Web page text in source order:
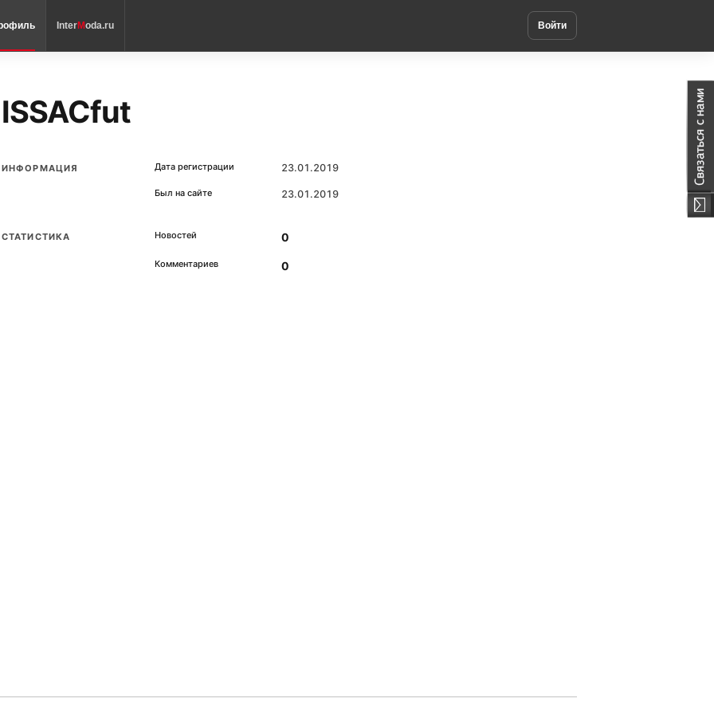
InterModa.ru Войти
ISSACfut
ИНФОРМАЦИЯ Дата регистрации 23.01.2019
Был на сайте 23.01.2019
СТАТИСТИКА Новостей 0
Комментариев 0